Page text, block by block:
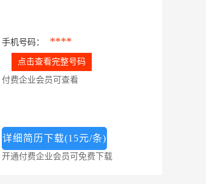
手机号码： ****
点击查看完整号码
付费企业会员可查看
详细简历下载(15元/条)
开通付费企业会员可免费下载